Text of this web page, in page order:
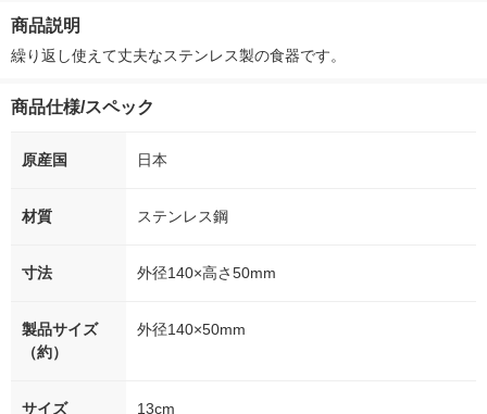
商品説明
繰り返し使えて丈夫なステンレス製の食器です。
商品仕様/スペック
原産国 日本
材質 ステンレス鋼
寸法 外径140×高さ50mm
製品サイズ
（約）
外径140×50mm
サイズ 13cm